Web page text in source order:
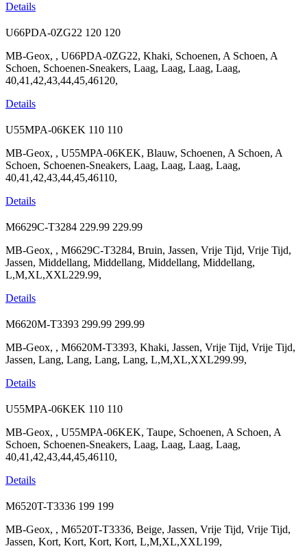
Details
U66PDA-0ZG22 120 120
MB-Geox, , U66PDA-0ZG22, Khaki, Schoenen, A Schoen, A
Schoen, Schoenen-Sneakers, Laag, Laag, Laag, Laag,
40,41,42,43,44,45,46120,
Details
U55MPA-06KEK 110 110
MB-Geox, , U55MPA-06KEK, Blauw, Schoenen, A Schoen, A
Schoen, Schoenen-Sneakers, Laag, Laag, Laag, Laag,
40,41,42,43,44,45,46110,
Details
M6629C-T3284 229.99 229.99
MB-Geox, , M6629C-T3284, Bruin, Jassen, Vrije Tijd, Vrije Tijd,
Jassen, Middellang, Middellang, Middellang, Middellang,
L,M,XL,XXL229.99,
Details
M6620M-T3393 299.99 299.99
MB-Geox, , M6620M-T3393, Khaki, Jassen, Vrije Tijd, Vrije Tijd,
Jassen, Lang, Lang, Lang, Lang, L,M,XL,XXL299.99,
Details
U55MPA-06KEK 110 110
MB-Geox, , U55MPA-06KEK, Taupe, Schoenen, A Schoen, A
Schoen, Schoenen-Sneakers, Laag, Laag, Laag, Laag,
40,41,42,43,44,45,46110,
Details
M6520T-T3336 199 199
MB-Geox, , M6520T-T3336, Beige, Jassen, Vrije Tijd, Vrije Tijd,
Jassen, Kort, Kort, Kort, Kort, L,M,XL,XXL199,